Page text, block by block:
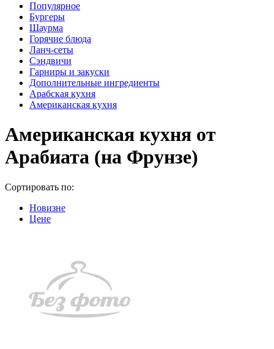
Популярное
Бургеры
Шаурма
Горячие блюда
Ланч-сеты
Сэндвичи
Гарниры и закуски
Дополнительные ингредиенты
Арабская кухня
Американская кухня
Американская кухня от
Арабиата (на Фрунзе)
Сортировать по:
Новизне
Цене